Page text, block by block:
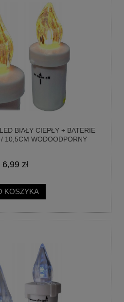
BIAŁY CIEPŁY + BATERIE
10,5CM WODOODPORNY
6,99 zł
KOSZYKA